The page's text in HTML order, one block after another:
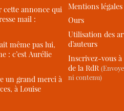
cette annonce qui
mail :
même pas lui,
: c’est Aurélie
un grand merci à
à Louise
Mentions légales
Ours
Utilisation des
d’auteurs
Inscrivez-vous
de la RdR
ni contenu)